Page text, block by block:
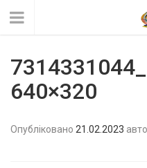
640×320
Опубліковано 21.02.2023